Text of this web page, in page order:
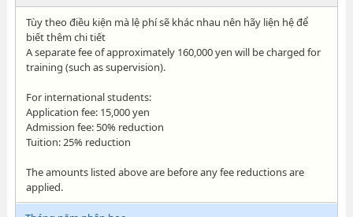
Tùy theo điều kiện mà lệ phí sẽ khác nhau nên hãy liện hệ để
biết thêm chi tiết
A separate fee of approximately 160,000 yen will be charged for
training (such as supervision).
For international students:
Application fee: 15,000 yen
Admission fee: 50% reduction
Tuition: 25% reduction
The amounts listed above are before any fee reductions are
applied.